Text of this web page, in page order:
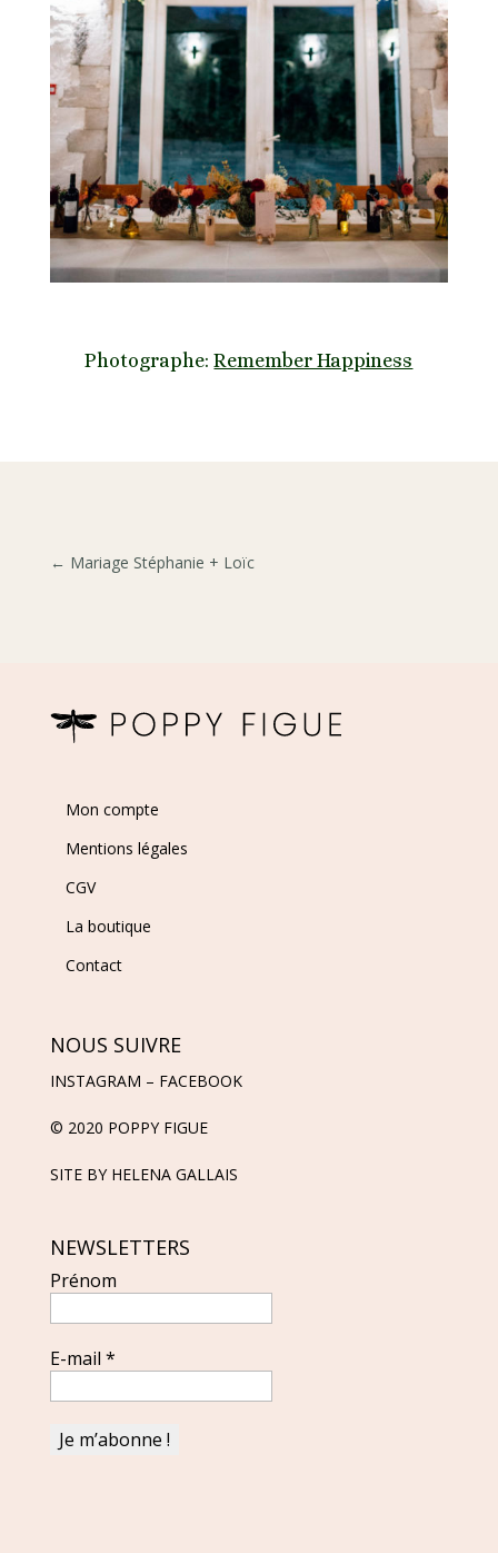
Photographe:Remember Happiness
← Mariage Stéphanie + Loïc
Mon compte
Mentions légales
CGV
La boutique
Contact
NOUS SUIVRE
INSTAGRAM – FACEBOOK
© 2020 POPPY FIGUE
SITE BY HELENA GALLAIS
NEWSLETTERS
Prénom
E-mail *